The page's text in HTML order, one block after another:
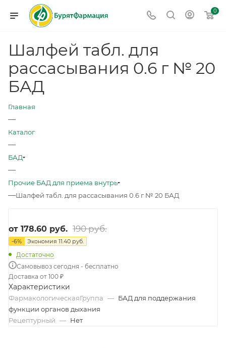
0
Шалфей табл. для
рассасывания 0.6 г № 20
БАД
Главная
—
Каталог
—
БАД
—
Прочие БАД для приема внутрь
—Шалфей табл. для рассасывания 0.6 г № 20 БАД
от 178.60 руб. 190 руб.
-6% Экономия 11.40 руб.
Достаточно
Самовывоз сегодня - бесплатно
Доставка от 100 ₽
Характеристики
ФармакологическаяГруппа — БАД для поддержания
функции органов дыхания
Рецептурный — Нет